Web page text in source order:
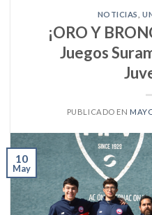
NOTICIAS ,
¡ORO Y
Juegos
PUBLICADO EN
10
May